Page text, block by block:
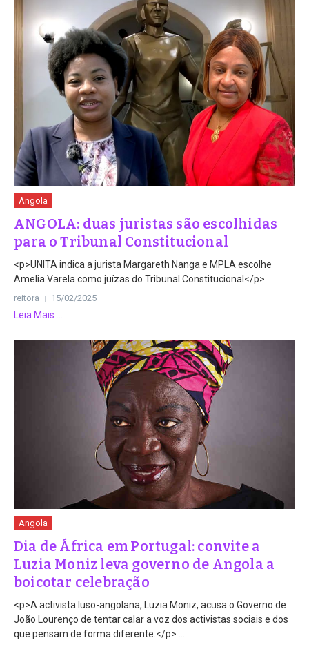
Angola
ANGOLA: duas juristas são escolhidas
para o Tribunal Constitucional
<p>UNITA indica a jurista Margareth Nanga e MPLA escolhe
Amelia Varela como juízas do Tribunal Constitucional</p> ...
reitora 15/02/2025
Leia Mais ...
Angola
Dia de África em Portugal: convite a
Luzia Moniz leva governo de Angola a
boicotar celebração
<p>A activista luso-angolana, Luzia Moniz, acusa o Governo de
João Lourenço de tentar calar a voz dos activistas sociais e dos
que pensam de forma diferente.</p> ...